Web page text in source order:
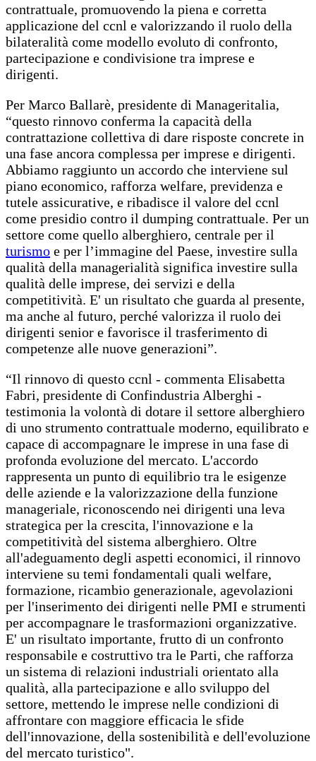
contrattuale, promuovendo la piena e corretta
applicazione del ccnl e valorizzando il ruolo della
bilateralità come modello evoluto di confronto,
partecipazione e condivisione tra imprese e
dirigenti.
Per Marco Ballarè, presidente di Manageritalia,
“questo rinnovo conferma la capacità della
contrattazione collettiva di dare risposte concrete in
una fase ancora complessa per imprese e dirigenti.
Abbiamo raggiunto un accordo che interviene sul
piano economico, rafforza welfare, previdenza e
tutele assicurative, e ribadisce il valore del ccnl
come presidio contro il dumping contrattuale. Per un
settore come quello alberghiero, centrale per il
turismo e per l’immagine del Paese, investire sulla
qualità della managerialità significa investire sulla
qualità delle imprese, dei servizi e della
competitività. E' un risultato che guarda al presente,
ma anche al futuro, perché valorizza il ruolo dei
dirigenti senior e favorisce il trasferimento di
competenze alle nuove generazioni”.
“Il rinnovo di questo ccnl - commenta Elisabetta
Fabri, presidente di Confindustria Alberghi -
testimonia la volontà di dotare il settore alberghiero
di uno strumento contrattuale moderno, equilibrato e
capace di accompagnare le imprese in una fase di
profonda evoluzione del mercato. L'accordo
rappresenta un punto di equilibrio tra le esigenze
delle aziende e la valorizzazione della funzione
manageriale, riconoscendo nei dirigenti una leva
strategica per la crescita, l'innovazione e la
competitività del sistema alberghiero. Oltre
all'adeguamento degli aspetti economici, il rinnovo
interviene su temi fondamentali quali welfare,
formazione, ricambio generazionale, agevolazioni
per l'inserimento dei dirigenti nelle PMI e strumenti
per accompagnare le trasformazioni organizzative.
E' un risultato importante, frutto di un confronto
responsabile e costruttivo tra le Parti, che rafforza
un sistema di relazioni industriali orientato alla
qualità, alla partecipazione e allo sviluppo del
settore, mettendo le imprese nelle condizioni di
affrontare con maggiore efficacia le sfide
dell'innovazione, della sostenibilità e dell'evoluzione
del mercato turistico".